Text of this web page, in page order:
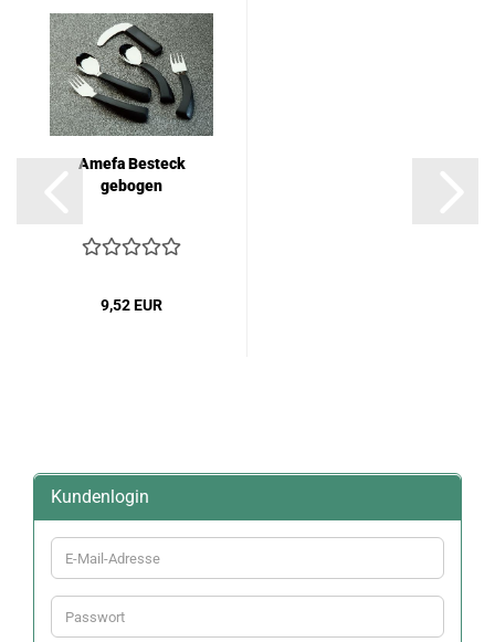
Amefa Besteck
gebogen
9,52 EUR
Kundenlogin
E-
Mail-
Adresse
Passwort